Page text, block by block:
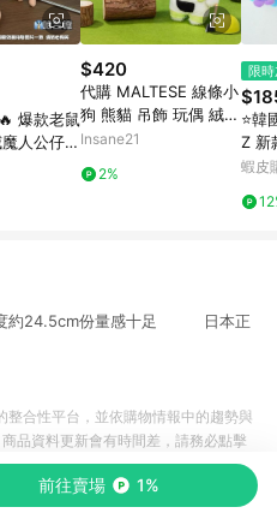
爆款老鼠
人公仔
玩偶 梅西
梅西C羅
$420
代購 MALTESE 線條小
狗 熊貓 吊飾 玩偶 絨毛
玩具/預購
Insane21
2%
限
⭐韓
Z 新
玩偶
蝦皮
約24.5cm份量感十足 日本正
前往賣場 1%
整合性平台，並依購物情報中的趨勢與
品資料更新會有時間差，請務必點擊
物條件，一切資訊以合作廠商網頁為